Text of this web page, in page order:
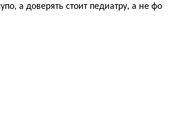
а доверять стоит педиатру, а не фо